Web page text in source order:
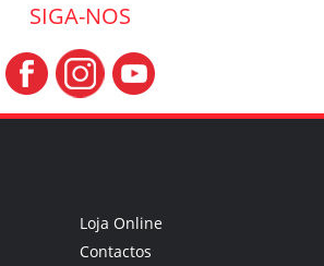
SIGA-NOS
Loja Online
Contactos